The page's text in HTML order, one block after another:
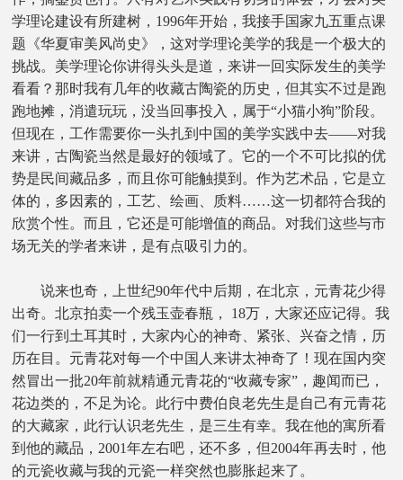
学理论建设有所建树，1996年开始，我接手国家九五重点课
题《华夏审美风尚史》，这对学理论美学的我是一个极大的
挑战。美学理论你讲得头头是道，来讲一回实际发生的美学
看看？那时我有几年的收藏古陶瓷的历史，但其实不过是跑
跑地摊，消遣玩玩，没当回事投入，属于“小猫小狗”阶段。
但现在，工作需要你一头扎到中国的美学实践中去——对我
来讲，古陶瓷当然是最好的领域了。它的一个不可比拟的优
势是民间藏品多，而且你可能触摸到。作为艺术品，它是立
体的，多因素的，工艺、绘画、质料……这一切都符合我的
欣赏个性。而且，它还是可能增值的商品。对我们这些与市
场无关的学者来讲，是有点吸引力的。
说来也奇，上世纪90年代中后期，在北京，元青花少得
出奇。北京拍卖一个残玉壶春瓶， 18万，大家还应记得。我
们一行到土耳其时，大家内心的神奇、紧张、兴奋之情，历
历在目。元青花对每一个中国人来讲太神奇了！现在国内突
然冒出一批20年前就精通元青花的“收藏专家”，趣闻而已，
花边类的，不足为论。此行中费伯良老先生是自己有元青花
的大藏家，此行认识老先生，是三生有幸。我在他的寓所看
到他的藏品，2001年左右吧，还不多，但2004年再去时，他
的元瓷收藏与我的元瓷一样突然也膨胀起来了。